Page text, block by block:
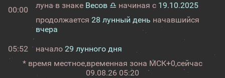
00:00
луна в знаке Весов ♎ начиная с 19.10.2025
продолжается 28 лунный день начавшийся
вчера
05:52 начало 29 лунного дня
* время местное,временная зона МСК+0,сейчас
09.08.26 05:20